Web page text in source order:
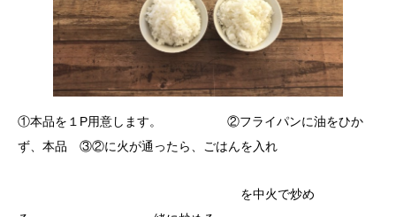
①本品を１P用意します。 ②フライパンに油をひか
ず、本品 ③②に火が通ったら、ごはんを入れ
を中火で炒め